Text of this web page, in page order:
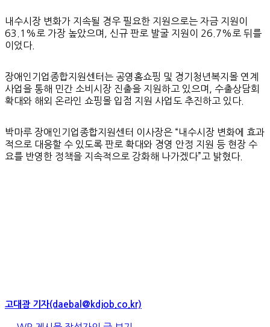
내수시장 변화가 지속될 경우 필요한 지원으로는 자금 지원이
63.1%로 가장 높았으며, 신규 판로 발굴 지원이 26.7%로 뒤를
이었다.
장애인기업종합지원센터는 공영홈쇼핑 및 경기청년복지몰 연계
사업을 통해 민간 소비시장 진출을 지원하고 있으며, 수출상담회
확대와 해외 온라인 쇼핑몰 입점 지원 사업도 추진하고 있다.
박마루 장애인기업종합지원센터 이사장은 “내수시장 변화에 효과
적으로 대응할 수 있도록 판로 확대와 경영 안정 지원 등 현장 수
요를 반영한 정책을 지속적으로 강화해 나가겠다”고 밝혔다.
고대광 기자(daebal@kdjob.co.kr)